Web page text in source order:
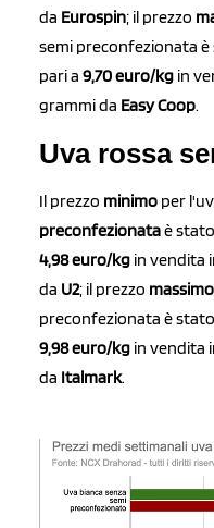
da Eurospin; il prezzo
semi preconfezionata è
pari a 9,70 euro/kg in
grammi da Easy Coop.
Uva rossa
Il prezzo minimo per
preconfezionataè
4,98 euro/kg in vendita
da U2; il prezzo massimo
preconfezionata è
9,98 euro/kg in vendita
da Italmark.